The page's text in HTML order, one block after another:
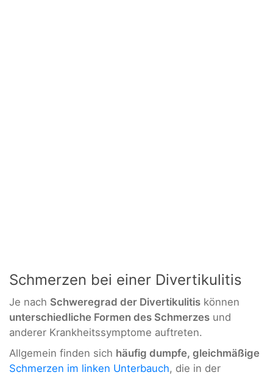
Schmerzen bei einer Divertikulitis
Je nach Schweregrad der Divertikulitis können
unterschiedliche Formen des Schmerzes und
anderer Krankheitssymptome auftreten.
Allgemein finden sich häufig dumpfe, gleichmäßige
Schmerzen im linken Unterbauch, die in der